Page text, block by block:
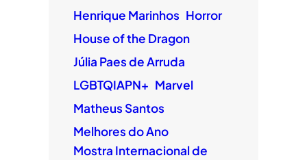
Henrique Marinhos Horror
House of the Dragon
Júlia Paes de Arruda
LGBTQIAPN+ Marvel
Matheus Santos
Melhores do Ano
Mostra Internacional de